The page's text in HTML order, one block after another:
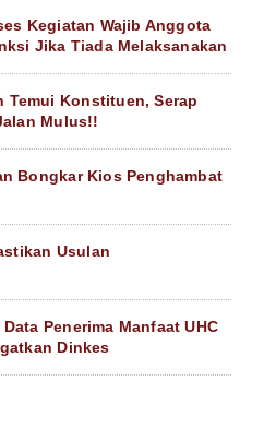
Kegiatan Wajib Anggota
Jika Tiada Melaksanakan
Temui Konstituen, Serap
Mulus!!
Bongkar Kios Penghambat
Usulan
Penerima Manfaat UHC
Dinkes